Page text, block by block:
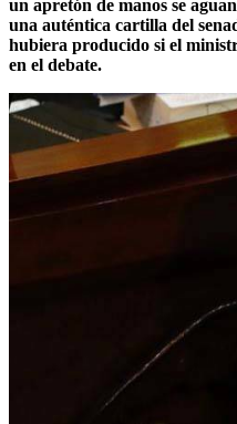
un apretón de manos se
una auténtica cartilla del
hubiera producido si el
en el debate.